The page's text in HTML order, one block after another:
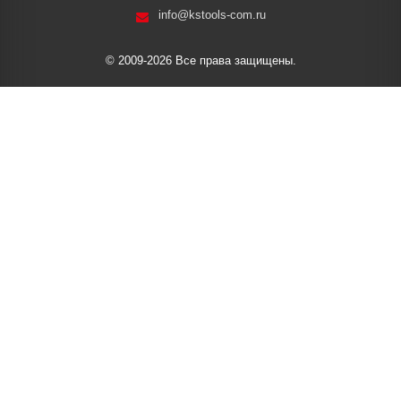
info@kstools-com.ru
© 2009-2026 Все права защищены.